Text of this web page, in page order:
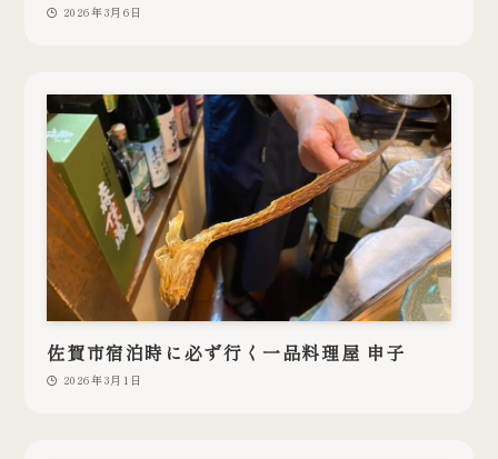
2026年3月6日
佐賀市宿泊時に必ず行く一品料理屋 申子
2026年3月1日